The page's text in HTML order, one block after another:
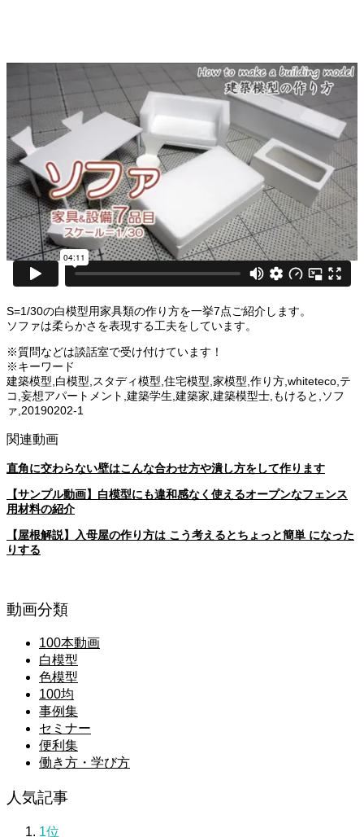
S=1/30の白模型用家具類の作り方を一挙7点ご紹介します。
ソファは柔らかさを表現する工夫をしています。
※質問などは談話室で受け付けています！
※キーワード
建築模型,白模型,スタディ模型,住宅模型,家模型,作り方,whiteteco,テ
コ,妄想アパートメント,建築学生,建築家,建築模型士,もけると,ソフ
ァ,20190202-1
関連動画
直角に交わらない壁はこんな合わせ方や潰し方をして作ります
【サンプル動画】白模型にも違和感なく使えるオープンなフェンス
用材料の紹介
【屋根解説】入母屋の作り方は こう考えるとちょっと簡単 になった
りする
動画分類
100本動画
白模型
色模型
100均
事例集
セミナー
便利集
働き方・学び方
人気記事
1位